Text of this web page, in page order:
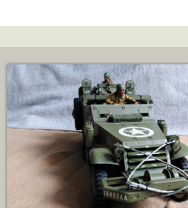
ZOBRAZIT DETAIL